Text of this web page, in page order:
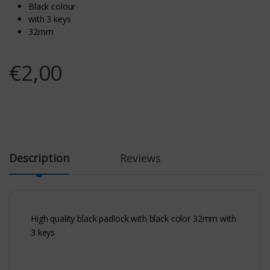
Black colour
with 3 keys
32mm
€2,00
Description Reviews
High quality black padlock with black color 32mm with
3 keys